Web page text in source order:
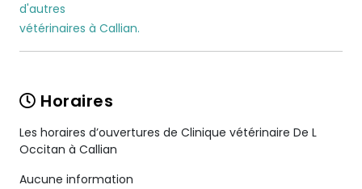
d'autres
vétérinaires à Callian.
Horaires
Les horaires d’ouvertures de Clinique vétérinaire De L
Occitan à Callian
Aucune information